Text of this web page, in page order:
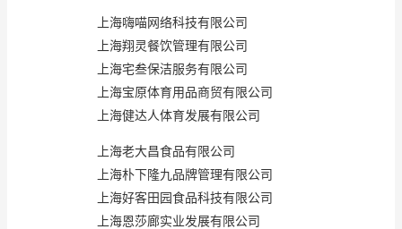
上海嗨喵网络科技有限公司
上海翔灵餐饮管理有限公司
上海宅叁保洁服务有限公司
上海宝原体育用品商贸有限公司
上海健达人体育发展有限公司
上海老大昌食品有限公司
上海朴下隆九品牌管理有限公司
上海好客田园食品科技有限公司
上海恩莎廊实业发展有限公司